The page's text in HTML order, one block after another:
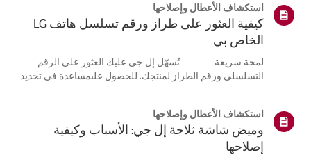
استكشاف الأعطال وإصلاحها
كيفية العثور على طراز ورقم تسلسل هاتف LG
الخاص بي
لمحة سريعة----------تُسهّل إل جي عليك العثور على الرقم
التسلسلي ورقم الطراز لمنتجك. للحصول علىمساعدة في تحديد
تختلف الصور أو ا...
استكشاف الأعطال وإصلاحها
وميض شاشة ثلاجة إل جي: الأسباب وكيفية
إصلاحها